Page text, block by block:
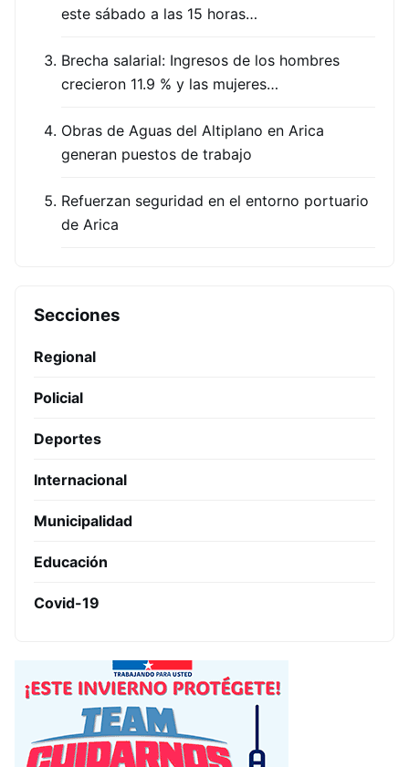
este sábado a las 15 horas…
Brecha salarial: Ingresos de los hombres
crecieron 11.9 % y las mujeres…
Obras de Aguas del Altiplano en Arica
generan puestos de trabajo
Refuerzan seguridad en el entorno portuario
de Arica
Secciones
Regional
Policial
Deportes
Internacional
Municipalidad
Educación
Covid-19